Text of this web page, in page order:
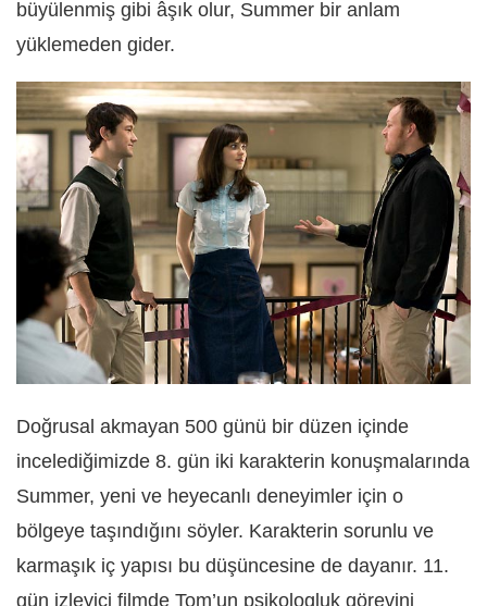
büyülenmiş gibi âşık olur, Summer bir anlam
yüklemeden gider.
Doğrusal akmayan 500 günü bir düzen içinde
incelediğimizde 8. gün iki karakterin konuşmalarında
Summer, yeni ve heyecanlı deneyimler için o
bölgeye taşındığını söyler. Karakterin sorunlu ve
karmaşık iç yapısı bu düşüncesine de dayanır. 11.
gün izleyici filmde Tom’un psikologluk görevini